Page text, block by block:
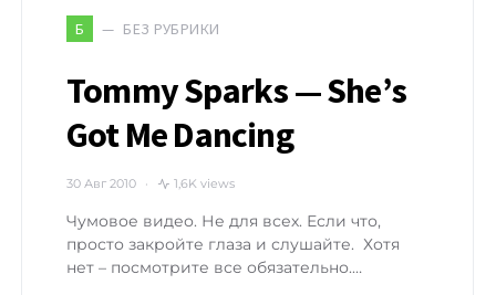
Б БЕЗ РУБРИКИ
Tommy Sparks — She’s
Got Me Dancing
30 Авг 2010 1,6K views
Чумовое видео. Не для всех. Если что,
просто закройте глаза и слушайте. Хотя
нет – посмотрите все обязательно.…